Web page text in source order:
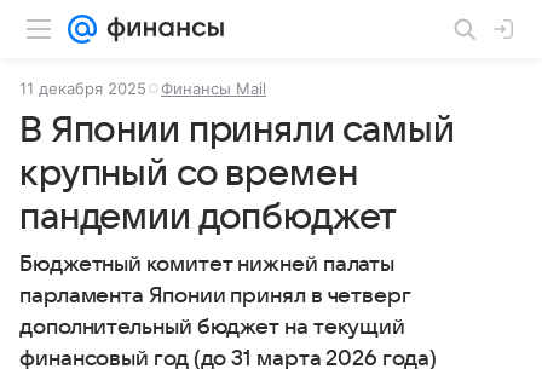
11 декабря 2025 Финансы Mail
В Японии приняли самый
крупный со времен
пандемии допбюджет
Бюджетный комитет нижней палаты
парламента Японии принял в четверг
дополнительный бюджет на текущий
финансовый год (до 31 марта 2026 года)